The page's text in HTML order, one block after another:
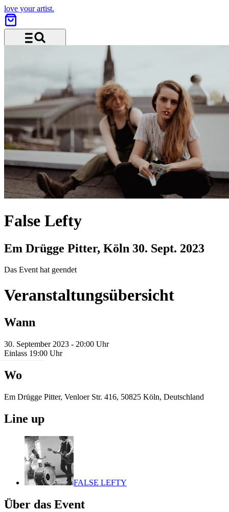
love your artist.
False Lefty
Em Drügge Pitter, Köln 30. Sept. 2023
Das Event hat geendet
Veranstaltungsübersicht
Wann
30. September 2023 - 20:00 Uhr
Einlass 19:00 Uhr
Wo
Em Drügge Pitter, Venloer Str. 416, 50825 Köln, Deutschland
Line up
FALSE LEFTY
Über das Event